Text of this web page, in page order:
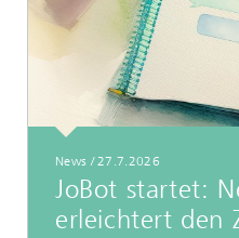
News / 27.7.2026
JoBot startet:
erleichtert den